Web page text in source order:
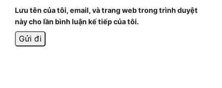
Lưu tên của tôi, email, và trang web trong trình duyệt
này cho lần bình luận kế tiếp của tôi.